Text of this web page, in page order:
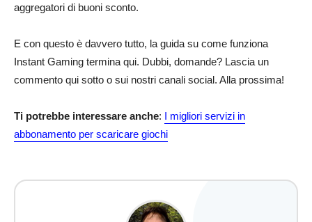
aggregatori di buoni sconto.
E con questo è davvero tutto, la guida su come funziona
Instant Gaming termina qui. Dubbi, domande? Lascia un
commento qui sotto o sui nostri canali social. Alla prossima!
Ti potrebbe interessare anche: I migliori servizi in
abbonamento per scaricare giochi